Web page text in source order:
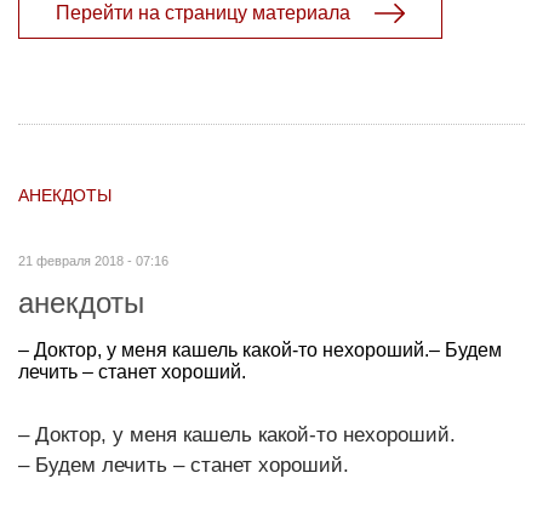
Перейти на страницу материала
АНЕКДОТЫ
21 февраля 2018 - 07:16
анекдоты
– Доктор, у меня кашель какой-то нехороший.– Будем
лечить – станет хороший.
– Доктор, у меня кашель какой-то нехороший.
– Будем лечить – станет хороший.